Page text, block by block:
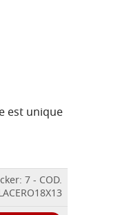
est unique
7 - COD.